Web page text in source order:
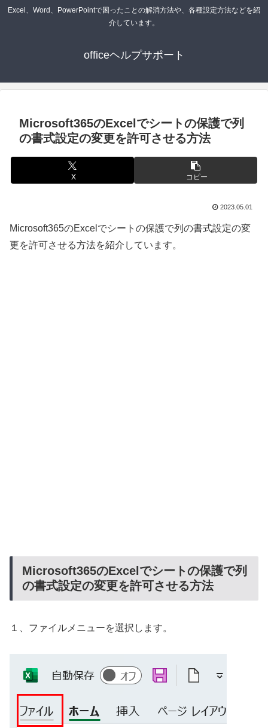
Excel、Word、PowerPointで困ったことの解消方法や、各種設定方法などを紹
介しています。
officeヘルプサポート
Microsoft365のExcelでシートの保護で列
の書式設定の変更を許可させる方法
X コピー
2023.05.01
Microsoft365のExcelでシートの保護で列の書式設定の変
更を許可させる方法を紹介しています。
Microsoft365のExcelでシートの保護で列
の書式設定の変更を許可させる方法
１、ファイルメニューを選択します。